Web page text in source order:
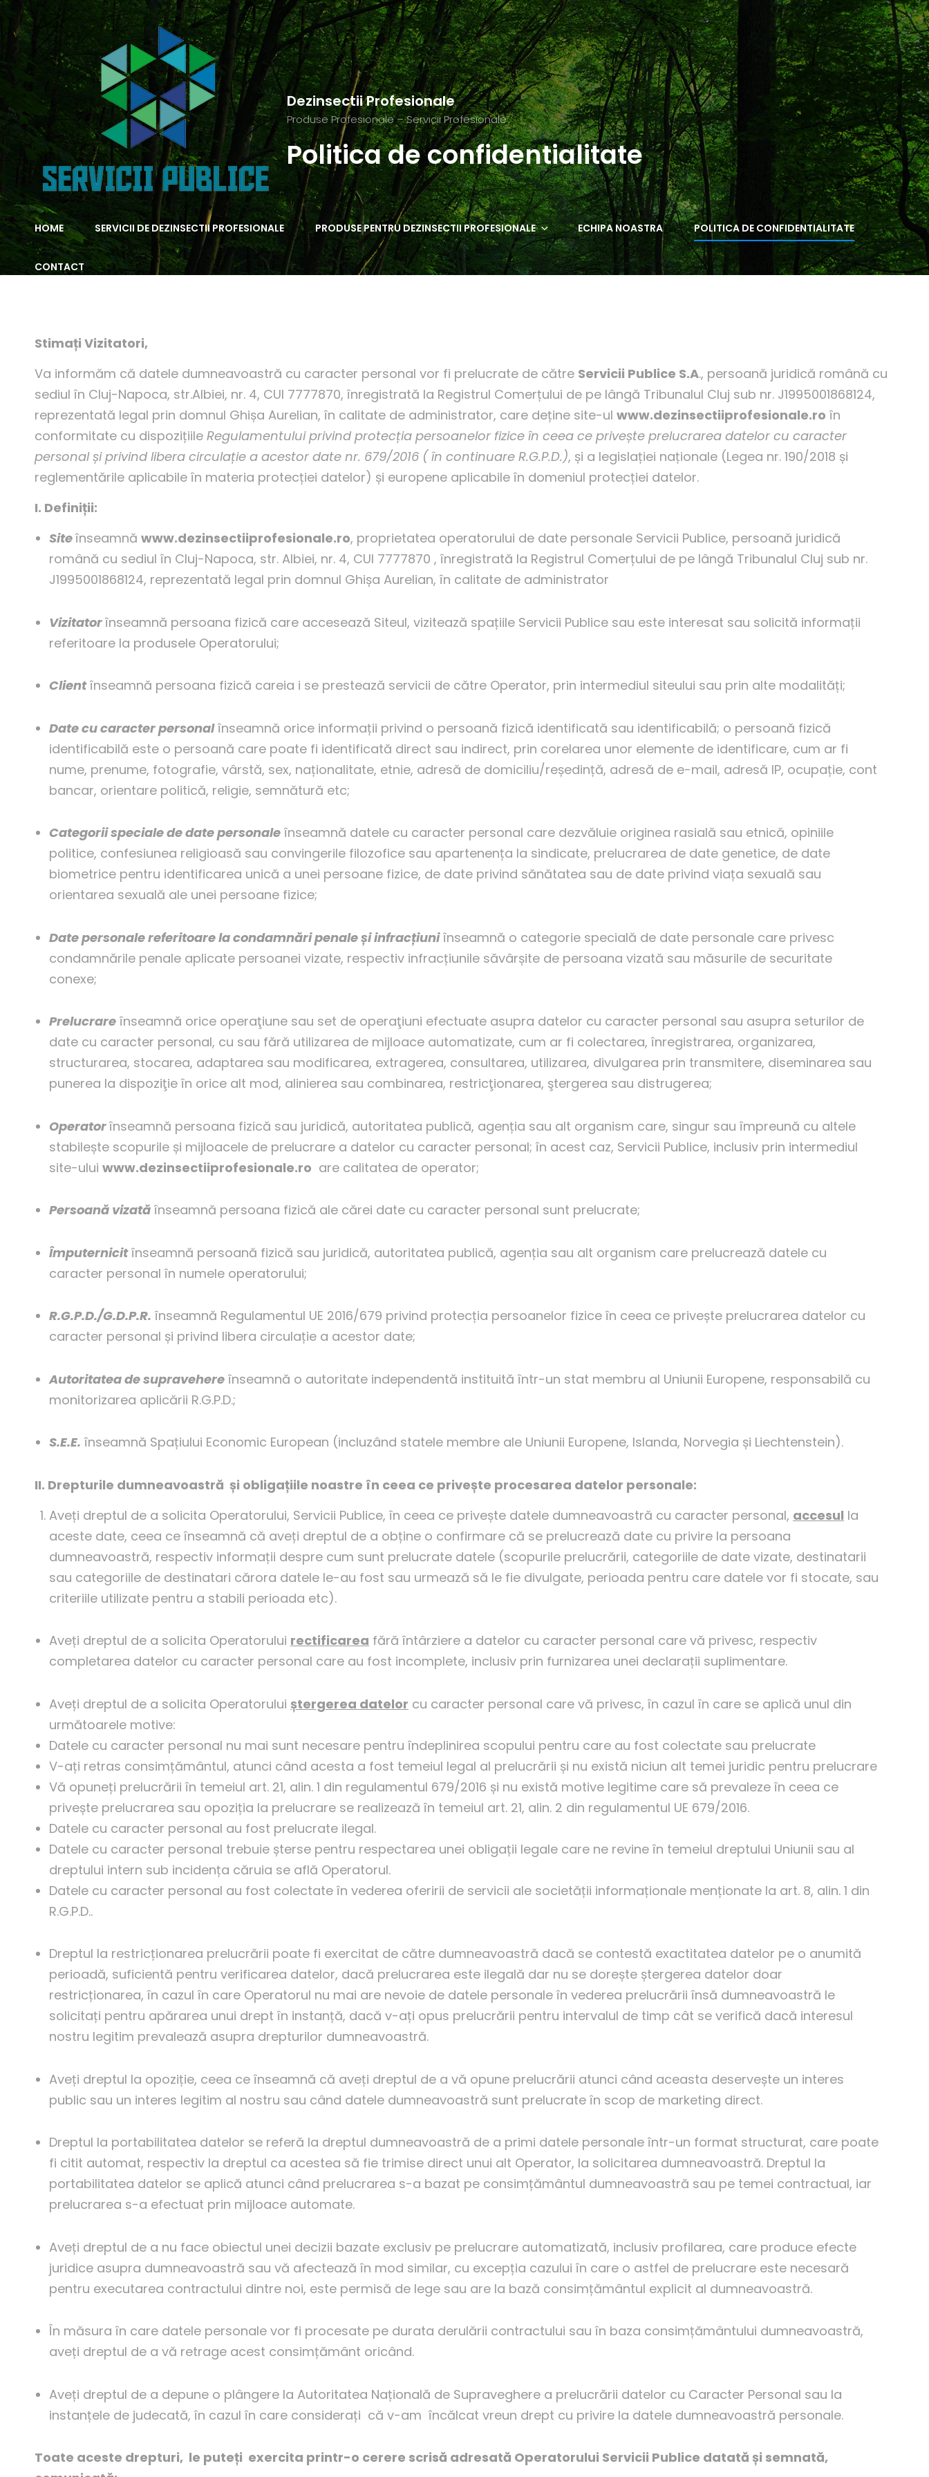
Dezinsectii Profesionale
Produse Profesionale – Servicii Profesionale
HOME SERVICII DE DEZINSECTII PROFESIONALE PRODUSE PENTRU DEZINSECTII PROFESIONALE ECHIPA NOASTRA POLITICA DE CONFIDENTIALITATE
CONTACT
Politica de confidentialitate
Stimați Vizitatori,
Va informăm că datele dumneavoastră cu caracter personal vor fi prelucrate de către Servicii Publice S.A., persoană juridică română cu
sediul în Cluj-Napoca, str.Albiei, nr. 4, CUI 7777870, înregistrată la Registrul Comerțului de pe lângă Tribunalul Cluj sub nr. J1995001868124,
reprezentată legal prin domnul Ghișa Aurelian, în calitate de administrator, care deține site-ul www.dezinsectiiprofesionale.ro în
conformitate cu dispozițiile Regulamentului privind protecția persoanelor fizice în ceea ce privește prelucrarea datelor cu caracter
personal și privind libera circulație a acestor date nr. 679/2016 ( în continuare R.G.P.D.), și a legislației naționale (Legea nr. 190/2018 și
reglementările aplicabile în materia protecției datelor) și europene aplicabile în domeniul protecției datelor.
I. Definiții:
Siteînseamnă www.dezinsectiiprofesionale.ro, proprietatea operatorului de date personale Servicii Publice, persoană juridică
română cu sediul în Cluj-Napoca, str. Albiei, nr. 4, CUI 7777870 , înregistrată la Registrul Comerțului de pe lângă Tribunalul Cluj sub nr.
J1995001868124, reprezentată legal prin domnul Ghișa Aurelian, în calitate de administrator
Vizitatorînseamnă persoana fizică care accesează Siteul, vizitează spațiile Servicii Publice sau este interesat sau solicită informații
referitoare la produsele Operatorului;
Clientînseamnă persoana fizică careia i se prestează servicii de către Operator, prin intermediul siteului sau prin alte modalități;
Date cu caracter personal înseamnă orice informații privind o persoană fizică identificată sau identificabilă; o persoană fizică
identificabilă este o persoană care poate fi identificată direct sau indirect, prin corelarea unor elemente de identificare, cum ar fi
nume, prenume, fotografie, vârstă, sex, naționalitate, etnie, adresă de domiciliu/reședință, adresă de e-mail, adresă IP, ocupație, cont
bancar, orientare politică, religie, semnătură etc;
Categorii speciale de date personale înseamnă datele cu caracter personal care dezvăluie originea rasială sau etnică, opiniile
politice, confesiunea religioasă sau convingerile filozofice sau apartenența la sindicate, prelucrarea de date genetice, de date
biometrice pentru identificarea unică a unei persoane fizice, de date privind sănătatea sau de date privind viața sexuală sau
orientarea sexuală ale unei persoane fizice;
Date personale referitoare la condamnări penaleși infracțiuni înseamnă o categorie specială de date personale care privesc
condamnările penale aplicate persoanei vizate, respectiv infracțiunile săvârșite de persoana vizată sau măsurile de securitate
conexe;
Prelucrare înseamnă orice operaţiune sau set de operaţiuni efectuate asupra datelor cu caracter personal sau asupra seturilor de
date cu caracter personal, cu sau fără utilizarea de mijloace automatizate, cum ar fi colectarea, înregistrarea, organizarea,
structurarea, stocarea, adaptarea sau modificarea, extragerea, consultarea, utilizarea, divulgarea prin transmitere, diseminarea sau
punerea la dispoziţie în orice alt mod, alinierea sau combinarea, restricţionarea, ştergerea sau distrugerea;
Operatorînseamnă persoana fizică sau juridică, autoritatea publică, agenția sau alt organism care, singur sau împreună cu altele
stabilește scopurile și mijloacele de prelucrare a datelor cu caracter personal; în acest caz, Servicii Publice, inclusiv prin intermediul
site-ului www.dezinsectiiprofesionale.ro are calitatea de operator;
Persoană vizată înseamnă persoana fizică ale cărei date cu caracter personal sunt prelucrate;
Împuternicitînseamnă persoană fizică sau juridică, autoritatea publică, agenția sau alt organism care prelucrează datele cu
caracter personal în numele operatorului;
R.G.P.D./G.D.P.R. înseamnă Regulamentul UE 2016/679 privind protecția persoanelor fizice în ceea ce privește prelucrarea datelor cu
caracter personal și privind libera circulație a acestor date;
Autoritatea de supravehere înseamnă o autoritate independentă instituită într-un stat membru al Uniunii Europene, responsabilă cu
monitorizarea aplicării R.G.P.D.;
S.E.E. înseamnă Spațiului Economic European (incluzând statele membre ale Uniunii Europene, Islanda, Norvegia și Liechtenstein).
II. Drepturile dumneavoastră și obligațiile noastre în ceea ce privește procesarea datelor personale:
Aveți dreptul de a solicita Operatorului, Servicii Publice, în ceea ce privește datele dumneavoastră cu caracter personal, accesul la
aceste date, ceea ce înseamnă că aveți dreptul de a obține o confirmare că se prelucrează date cu privire la persoana
dumneavoastră, respectiv informații despre cum sunt prelucrate datele (scopurile prelucrării, categoriile de date vizate, destinatarii
sau categoriile de destinatari cărora datele le-au fost sau urmează să le fie divulgate, perioada pentru care datele vor fi stocate, sau
criteriile utilizate pentru a stabili perioada etc).
Aveți dreptul de a solicita Operatorului rectificarea fără întârziere a datelor cu caracter personal care vă privesc, respectiv
completarea datelor cu caracter personal care au fost incomplete, inclusiv prin furnizarea unei declarații suplimentare.
Aveți dreptul de a solicita Operatorului ștergerea datelor cu caracter personal care vă privesc, în cazul în care se aplică unul din
următoarele motive:
Datele cu caracter personal nu mai sunt necesare pentru îndeplinirea scopului pentru care au fost colectate sau prelucrate
V-ați retras consimțământul, atunci când acesta a fost temeiul legal al prelucrării și nu există niciun alt temei juridic pentru prelucrare
Vă opuneți prelucrării în temeiul art. 21, alin. 1 din regulamentul 679/2016 și nu există motive legitime care să prevaleze în ceea ce
privește prelucrarea sau opoziția la prelucrare se realizează în temeiul art. 21, alin. 2 din regulamentul UE 679/2016.
Datele cu caracter personal au fost prelucrate ilegal.
Datele cu caracter personal trebuie șterse pentru respectarea unei obligații legale care ne revine în temeiul dreptului Uniunii sau al
dreptului intern sub incidența căruia se află Operatorul.
Datele cu caracter personal au fost colectate în vederea oferirii de servicii ale societății informaționale menționate la art. 8, alin. 1 din
R.G.P.D..
Dreptul la restricționarea prelucrării poate fi exercitat de către dumneavoastră dacă se contestă exactitatea datelor pe o anumită
perioadă, suficientă pentru verificarea datelor, dacă prelucrarea este ilegală dar nu se dorește ștergerea datelor doar
restricționarea, în cazul în care Operatorul nu mai are nevoie de datele personale în vederea prelucrării însă dumneavoastră le
solicitați pentru apărarea unui drept în instanță, dacă v-ați opus prelucrării pentru intervalul de timp cât se verifică dacă interesul
nostru legitim prevalează asupra drepturilor dumneavoastră.
Aveți dreptul la opoziție, ceea ce înseamnă că aveți dreptul de a vă opune prelucrării atunci când aceasta deservește un interes
public sau un interes legitim al nostru sau când datele dumneavoastră sunt prelucrate în scop de marketing direct.
Dreptul la portabilitatea datelor se referă la dreptul dumneavoastră de a primi datele personale într-un format structurat, care poate
fi citit automat, respectiv la dreptul ca acestea să fie trimise direct unui alt Operator, la solicitarea dumneavoastră. Dreptul la
portabilitatea datelor se aplică atunci când prelucrarea s-a bazat pe consimțământul dumneavoastră sau pe temei contractual, iar
prelucrarea s-a efectuat prin mijloace automate.
Aveți dreptul de a nu face obiectul unei decizii bazate exclusiv pe prelucrare automatizată, inclusiv profilarea, care produce efecte
juridice asupra dumneavoastră sau vă afectează în mod similar, cu excepția cazului în care o astfel de prelucrare este necesară
pentru executarea contractului dintre noi, este permisă de lege sau are la bază consimțământul explicit al dumneavoastră.
În măsura în care datele personale vor fi procesate pe durata derulării contractului sau în baza consimțământului dumneavoastră,
aveți dreptul de a vă retrage acest consimțământ oricând.
Aveți dreptul de a depune o plângere la Autoritatea Națională de Supraveghere a prelucrării datelor cu Caracter Personal sau la
instanțele de judecată, în cazul în care considerați că v-am încălcat vreun drept cu privire la datele dumneavoastră personale.
Toate aceste drepturi, le puteți exercita printr-o cerere scrisă adresată Operatorului Servicii Publice datată și semnată,